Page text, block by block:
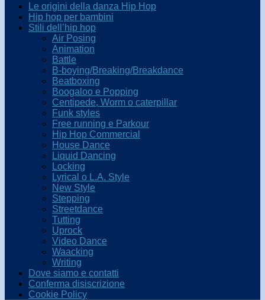
Le origini della danza Hip Hop
Hip hop per bambini
Stili dell’hip hop
Air Posing
Animation
Battle
B-boying/Breaking/Breakdance
Beatboxing
Boogaloo e Popping
Centipede, Worm o caterpillar
Funk styles
Free running e Parkour
Hip Hop Commercial
House Dance
Liquid Dancing
Locking
Lyrical o L.A. Style
New Style
Stepping
Streetdance
Tutting
Uprock
Video Dance
Waacking
Writing
Dove siamo e contatti
Conferma disiscrizione
Cookie Policy